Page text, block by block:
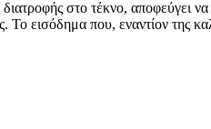
στο τέκνο, αποφεύγει
Το εισόδημα που, εναντίον της